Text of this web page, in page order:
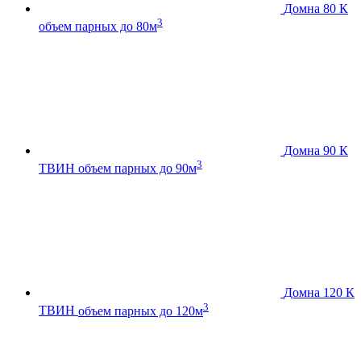
Домна 80 К
объем парных до 80м3
Домна 90 К
ТВИН объем парных до 90м3
Домна 120 К
ТВИН объем парных до 120м3